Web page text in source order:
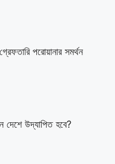
পরোয়ানার সমর্থন
দেশে উদ্যাপিত হবে?